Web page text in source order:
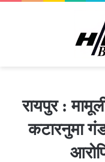
रायपुर :
कटारनुमा